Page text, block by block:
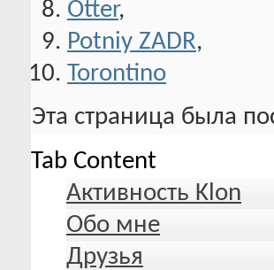
Otter,
Potniy ZADR,
Torontino
Эта страница была
Tab Content
Активность Klon
Обо мне
Друзья